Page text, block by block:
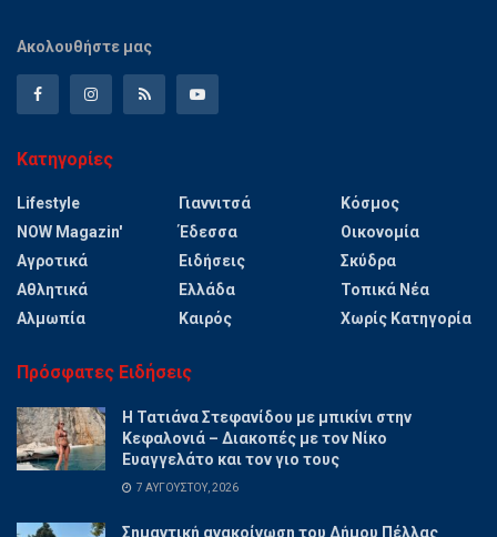
Ακολουθήστε μας
Κατηγορίες
Lifestyle
NOW Magazin'
Αγροτικά
Αθλητικά
Αλμωπία
Γιαννιτσά
Έδεσσα
Ειδήσεις
Ελλάδα
Καιρός
Κόσμος
Οικονομία
Σκύδρα
Τοπικά Νέα
Χωρίς Κατηγορία
Πρόσφατες Ειδήσεις
Η Τατιάνα Στεφανίδου με μπικίνι στην
Κεφαλονιά – Διακοπές με τον Νίκο
Ευαγγελάτο και τον γιο τους
7 ΑΥΓΟΎΣΤΟΥ, 2026
Σημαντική ανακοίνωση του Δήμου Πέλλας